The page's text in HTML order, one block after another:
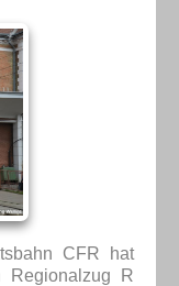
CFR hat
R